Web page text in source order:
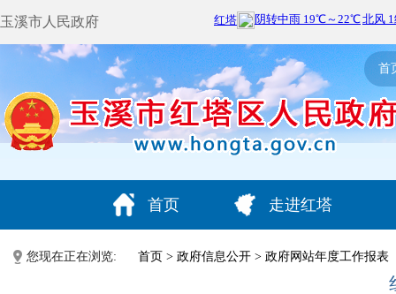
玉溪市人民政府
首
首页 走进红塔
您现在正在浏览: 首页 > 政府信息公开 > 政府网站年度工作报表